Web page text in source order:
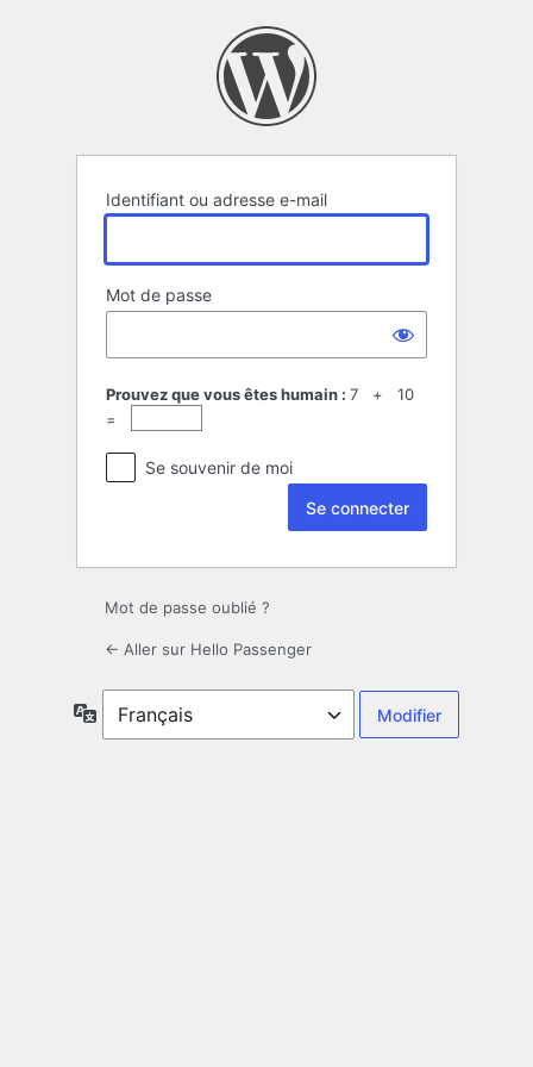
Identifiant ou adresse e-mail
Mot de passe
Prouvez que vous êtes humain : 7 + 10
=
Se souvenir de moi
Mot de passe oublié ?
← Aller sur Hello Passenger
Langue